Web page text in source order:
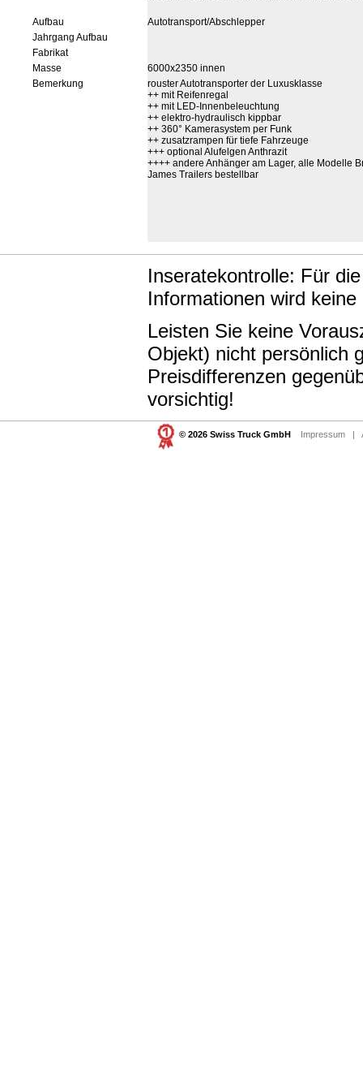
Aufbau
Autotransport/Abschlepper
Jahrgang Aufbau
Fabrikat
Masse
6000x2350 innen
Bemerkung
rouster Autotransporter der Luxusklasse
++ mit Reifenregal
++ mit LED-Innenbeleuchtung
++ elektro-hydraulisch kippbar
++ 360° Kamerasystem per Funk
++ zusatzrampen für tiefe Fahrzeuge
+++ optional Alufelgen Anthrazit
++++ andere Anhänger am Lager, alle Modelle
James Trailers bestellbar
Inseratekontrolle: Für
Informationen wird
Leisten Sie keine
Objekt) nicht persönlich
Preisdifferenzen
vorsichtig!
© 2026 Swiss Truck GmbH Impressum |